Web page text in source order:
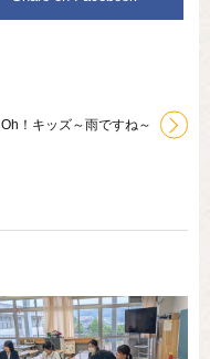
Oh！キッズ～雨ですね～